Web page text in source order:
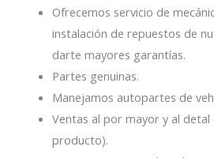
Ofrecemos servicio de
instalación de repuestos de
darte mayores garantías.
Partes genuinas.
Manejamos autopartes de
Ventas al por mayor y al
producto).